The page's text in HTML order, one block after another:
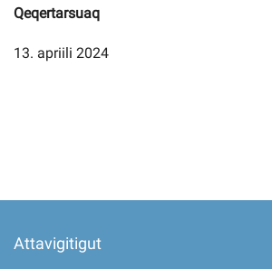
Imminut kiffartuunneq
Qeqertarsuaq
13. apriili 2024
Attavigitigut